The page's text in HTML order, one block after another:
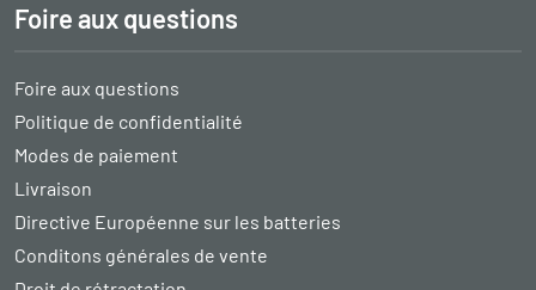
Foire aux questions
Foire aux questions
Politique de confidentialité
Modes de paiement
Livraison
Directive Européenne sur les batteries
Conditons générales de vente